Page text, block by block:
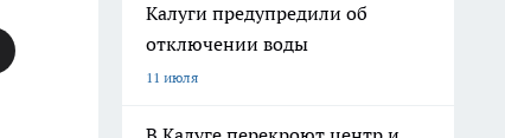
Калуги предупредили об
отключении воды
11 июля